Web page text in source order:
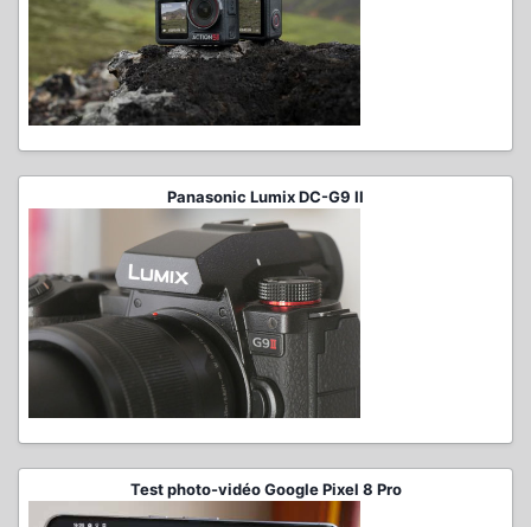
Panasonic Lumix DC-G9 II
Test photo-vidéo Google Pixel 8 Pro